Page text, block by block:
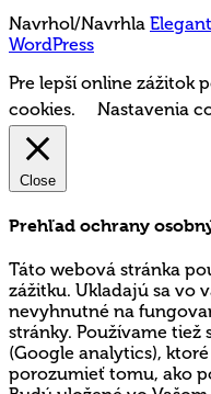
Navrhol/Navrhla
WordPress
Pre lepší online zážitok
cookies.
Nastavenia
Close
Prehľad ochrany
Táto webová stránka
zážitku. Ukladajú sa vo
nevyhnutné na
stránky. Používame
(Google analytics),
porozumieť tomu, ako